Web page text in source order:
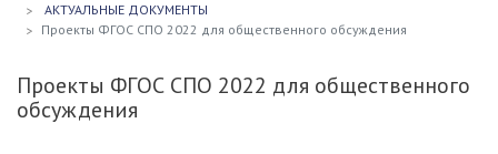
АКТУАЛЬНЫЕ ДОКУМЕНТЫ
Проекты ФГОС СПО 2022 для общественного обсуждения
Проекты ФГОС СПО 2022 для общественного
обсуждения